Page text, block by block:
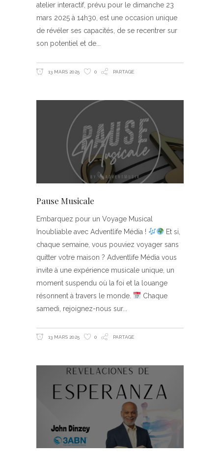
atelier interactif, prévu pour le dimanche 23
mars 2025 à 14h30, est une occasion unique
de révéler ses capacités, de se recentrer sur
son potentiel et de
13 MARS 2025 0 PARTAGE
Pause Musicale
Embarquez pour un Voyage Musical
Inoubliable avec Adventlife Média !
Et si,
chaque semaine, vous pouviez voyager sans
quitter votre maison ? Adventlife Média vous
invite à une expérience musicale unique, un
moment suspendu où la foi et la louange
résonnent à travers le monde.
Chaque
samedi, rejoignez-nous sur
13 MARS 2025 0 PARTAGE